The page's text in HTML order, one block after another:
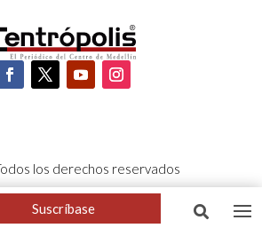
los derechos reservados
| Hecho con pasión porNeoCiclo
Suscríbase
